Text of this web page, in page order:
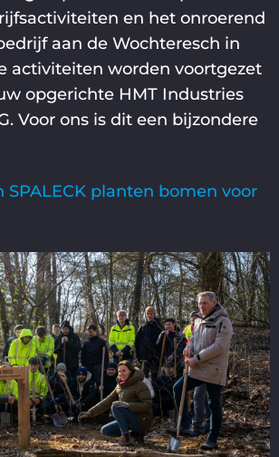
en het onroerend
aan de Wochteresch in
activiteiten worden voortgezet
opgerichte HMT Industries
Voor ons is dit een bijzondere
SPALECK planten bomen voor